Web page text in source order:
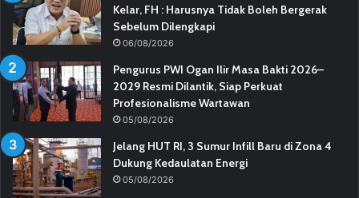
Kelar, FH : Harusnya Tidak Boleh Bergerak
Sebelum Dilengkapi
06/08/2026
Pengurus PWI Ogan Ilir Masa Bakti 2026–
2029 Resmi Dilantik, Siap Perkuat
Profesionalisme Wartawan
05/08/2026
Jelang HUT RI, 3 Sumur Infill Baru di Zona 4
Dukung Kedaulatan Energi
05/08/2026